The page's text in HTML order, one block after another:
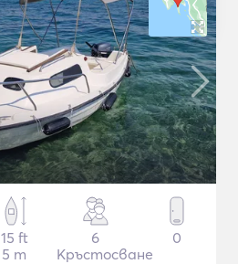
15 ft
5 m
6
Кръстосване
0